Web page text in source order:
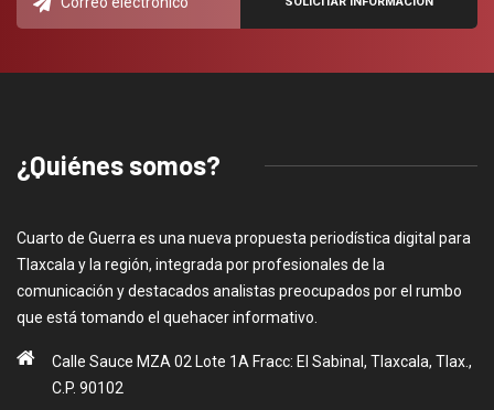
¿Quiénes somos?
Cuarto de Guerra es una nueva propuesta periodística digital para
Tlaxcala y la región, integrada por profesionales de la
comunicación y destacados analistas preocupados por el rumbo
que está tomando el quehacer informativo.
Calle Sauce MZA 02 Lote 1A Fracc: El Sabinal, Tlaxcala, Tlax.,
C.P. 90102